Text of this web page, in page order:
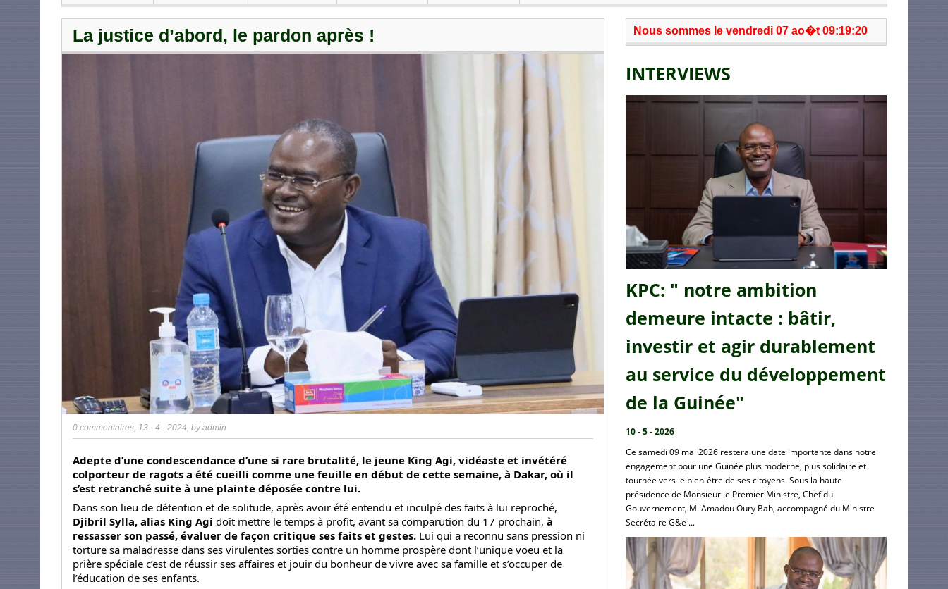
La justice d’abord, le pardon après !
0 commentaires 13 - 4 - 2024 , byadmin
Adepte d’une condescendance d’une si rare brutalité, le jeune King Agi, vidéaste et invétéré
colporteur de ragots a été cueilli comme une feuille en début de cette semaine, à Dakar, où il
s’est retranché suite à une plainte déposée contre lui.
Dans son lieu de détention et de solitude, après avoir été entendu et inculpé des faits à lui reproché,
Djibril Sylla, alias King Agi doit mettre le temps à profit, avant sa comparution du 17 prochain, à
ressasser son passé, évaluer de façon critique ses faits et gestes. Lui qui a reconnu sans pression ni
torture sa maladresse dans ses virulentes sorties contre un homme prospère dont l’unique voeu et la
prière spéciale c’est de réussir ses affaires et jouir du bonheur de vivre avec sa famille et s’occuper de
l’éducation de ses enfants.
Nous sommes le vendredi 07 ao�t 09:19:20
INTERVIEWS
KPC: " notre ambition
demeure intacte : bâtir,
investir et agir durablement
au service du développement
de la Guinée"
10 - 5 - 2026
Ce samedi 09 mai 2026 restera une date importante dans notre
engagement pour une Guinée plus moderne, plus solidaire et
tournée vers le bien-être de ses citoyens. Sous la haute
présidence de Monsieur le Premier Ministre, Chef du
Gouvernement, M. Amadou Oury Bah, accompagné du Ministre
Secrétaire G&e ...